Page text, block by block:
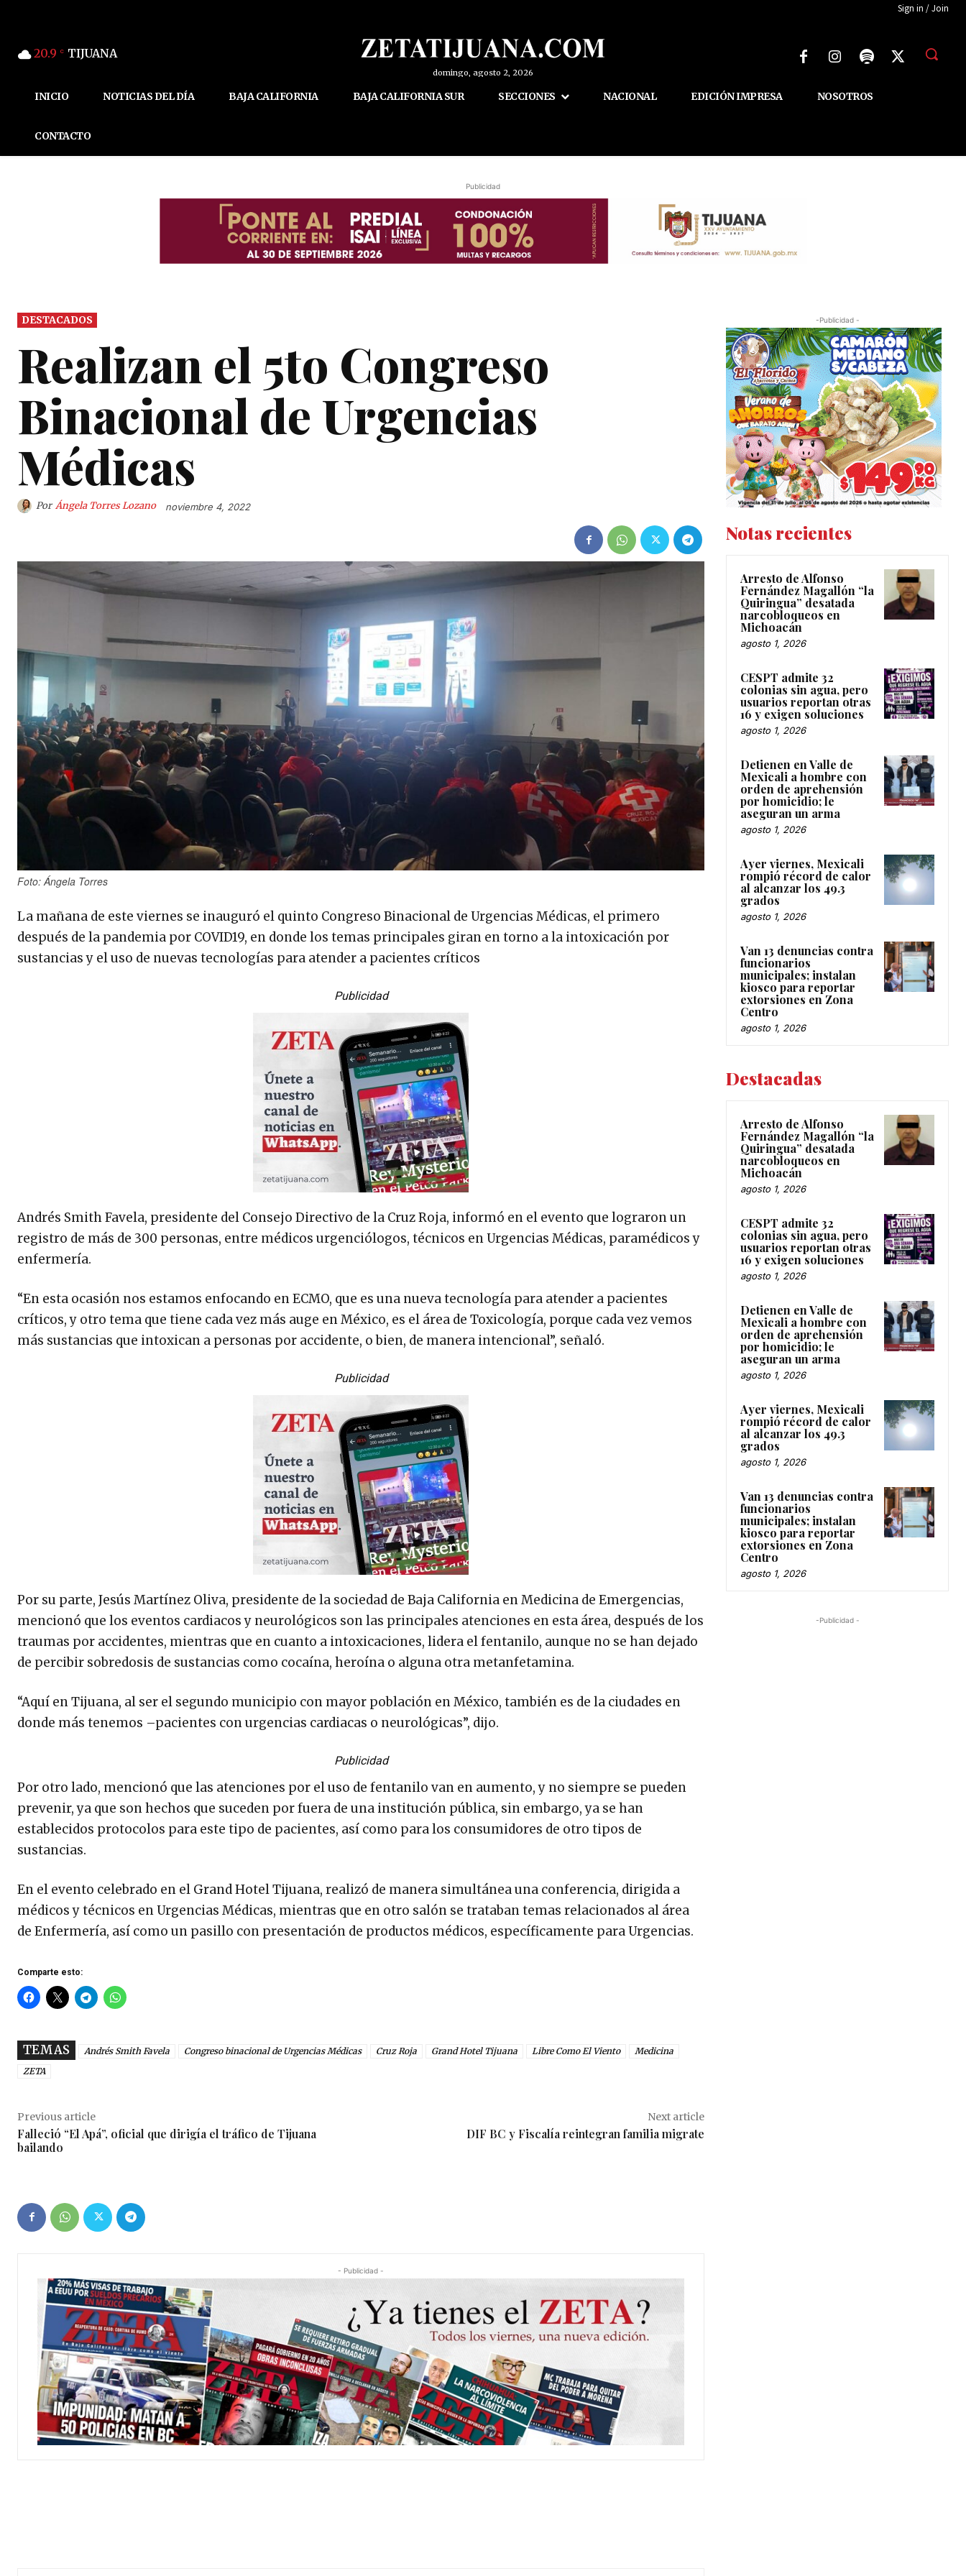
Sign in / Join
20.9 C TIJUANA
domingo, agosto 2, 2026
INICIO NOTICIAS DEL DÍA BAJA CALIFORNIA BAJA CALIFORNIA SUR SECCIONES NACIONAL EDICIÓN IMPRESA NOSOTROS
CONTACTO
Publicidad
DESTACADOS
Realizan el 5to Congreso
Binacional de Urgencias
Médicas
Por Ángela Torres Lozano noviembre 4, 2022
Foto: Ángela Torres
La mañana de este viernes se inauguró el quinto Congreso Binacional de Urgencias Médicas, el primero
después de la pandemia por COVID19, en donde los temas principales giran en torno a la intoxicación por
sustancias y el uso de nuevas tecnologías para atender a pacientes críticos
Publicidad
Andrés Smith Favela, presidente del Consejo Directivo de la Cruz Roja, informó en el evento que lograron un
registro de más de 300 personas, entre médicos urgenciólogos, técnicos en Urgencias Médicas, paramédicos y
enfermería.
“En esta ocasión nos estamos enfocando en ECMO, que es una nueva tecnología para atender a pacientes
críticos, y otro tema que tiene cada vez más auge en México, es el área de Toxicología, porque cada vez vemos
más sustancias que intoxican a personas por accidente, o bien, de manera intencional”, señaló.
Publicidad
Por su parte, Jesús Martínez Oliva, presidente de la sociedad de Baja California en Medicina de Emergencias,
mencionó que los eventos cardiacos y neurológicos son las principales atenciones en esta área, después de los
traumas por accidentes, mientras que en cuanto a intoxicaciones, lidera el fentanilo, aunque no se han dejado
de percibir sobredosis de sustancias como cocaína, heroína o alguna otra metanfetamina.
“Aquí en Tijuana, al ser el segundo municipio con mayor población en México, también es de la ciudades en
donde más tenemos –pacientes con urgencias cardiacas o neurológicas”, dijo.
Publicidad
Por otro lado, mencionó que las atenciones por el uso de fentanilo van en aumento, y no siempre se pueden
prevenir, ya que son hechos que suceden por fuera de una institución pública, sin embargo, ya se han
establecidos protocolos para este tipo de pacientes, así como para los consumidores de otro tipos de
sustancias.
En el evento celebrado en el Grand Hotel Tijuana, realizó de manera simultánea una conferencia, dirigida a
médicos y técnicos en Urgencias Médicas, mientras que en otro salón se trataban temas relacionados al área
de Enfermería, así como un pasillo con presentación de productos médicos, específicamente para Urgencias.
Comparte esto:
TEMAS Andrés Smith Favela Congreso binacional de Urgencias Médicas Cruz Roja Grand Hotel Tijuana Libre Como El Viento
Medicina
ZETA
Previous article
Falleció “El Apá”, oficial que dirigía el tráfico de Tijuana
bailando
Next article
DIF BC y Fiscalía reintegran familia migrate
- Publicidad -
-Publicidad -
Notas recientes
Arresto de Alfonso
Fernández Magallón “la
Quiringua” desatada
narcobloqueos en
Michoacán
agosto 1, 2026
CESPT admite 32
colonias sin agua, pero
usuarios reportan otras
16 y exigen soluciones
agosto 1, 2026
Detienen en Valle de
Mexicali a hombre con
orden de aprehensión
por homicidio; le
aseguran un arma
agosto 1, 2026
Ayer viernes, Mexicali
rompió récord de calor
al alcanzar los 49.3
grados
agosto 1, 2026
Van 13 denuncias contra
funcionarios
municipales; instalan
kiosco para reportar
extorsiones en Zona
Centro
agosto 1, 2026
Destacadas
Arresto de Alfonso
Fernández Magallón “la
Quiringua” desatada
narcobloqueos en
Michoacán
agosto 1, 2026
CESPT admite 32
colonias sin agua, pero
usuarios reportan otras
16 y exigen soluciones
agosto 1, 2026
Detienen en Valle de
Mexicali a hombre con
orden de aprehensión
por homicidio; le
aseguran un arma
agosto 1, 2026
Ayer viernes, Mexicali
rompió récord de calor
al alcanzar los 49.3
grados
agosto 1, 2026
Van 13 denuncias contra
funcionarios
municipales; instalan
kiosco para reportar
extorsiones en Zona
Centro
agosto 1, 2026
-Publicidad -